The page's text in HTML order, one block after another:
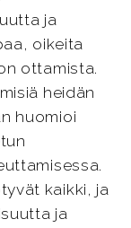
ja
oikeita
ottamista.
heidän
huomioi
kaikki, ja
ja